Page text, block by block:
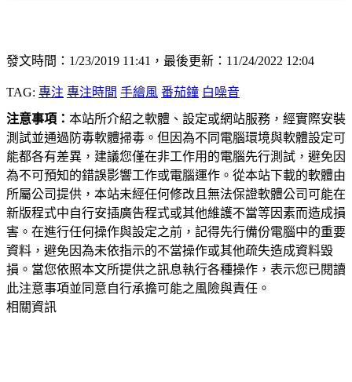
發文時間：1/23/2019 11:41，最後更新：11/24/2022 12:04
TAG: 專注 專注時間 手繪風 番茄鐘 白噪音
注意事項： 本站所介紹之軟體、設定或網站服務，經實際安裝
測試並通過防毒軟體掃毒。但因為不同電腦環境與軟體設定可
能都各有差異，建議您僅在非工作用的電腦先行測試，避免因
為不可預知的錯誤影響工作或電腦運作。從本站下載的軟體由
所屬公司提供，本站未經任何修改且無法保證軟體公司可能在
新版程式中自行安插廣告程式或其他維護不當等因素而造成損
害。在進行任何操作與設定之前，記得先行備份電腦中的重要
資料，避免因為未依指示的不當操作或其他疏失造成資料毀
損。當您依照本文所提供之訊息執行各種操作，表示您已閱讀
此注意事項並同意自行承擔可能之風險與責任。
相關資訊